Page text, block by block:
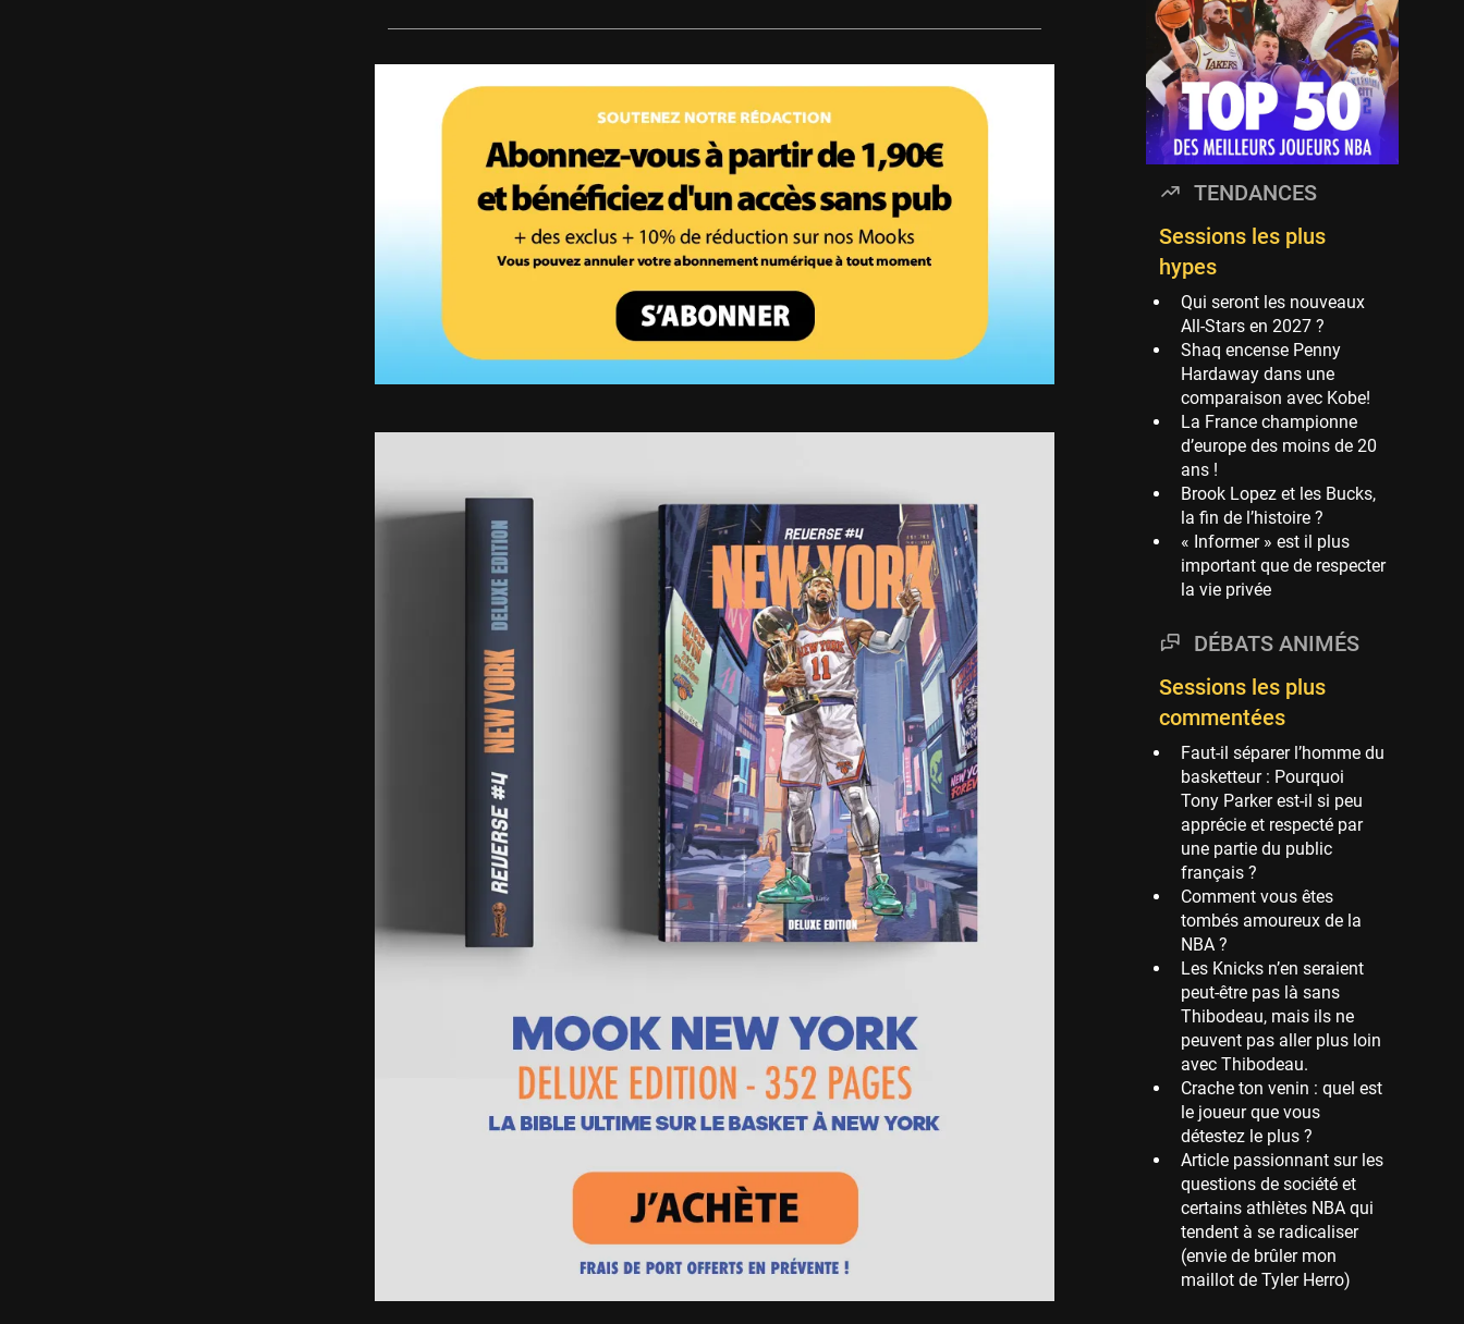
113 sessions
Denver Nuggets
106 sessions
WNBA
97 sessions
Philadelphia Sixers
89 sessions
Milwaukee Bucks
Hoop Culture
Oklahoma City
Thunder
69 sessions
Phoenix Suns
69 sessions
Miami Heat
63 sessions
Los Angeles Clippers
61 sessions
53 sessions
New Orleans Pelicans
53 sessions
52 sessions
Atlanta Hawks
45 sessions
Chicago Bulls
41 sessions
Memphis Grizzlies
39 sessions
Cleveland Cavaliers
38 sessions
Orlando Magic
36 sessions
Euroleague
34 sessions
Charlotte Hornets
32 sessions
Houston Rockets
31 sessions
Washington Wizards
TENDANCES
Sessions les plus
hypes
Qui seront les nouveaux
All-Stars en 2027 ?
Shaq encense Penny
Hardaway dans une
comparaison avec Kobe!
La France championne
d’europe des moins de 20
ans !
Brook Lopez et les Bucks,
la fin de l’histoire ?
« Informer » est il plus
important que de respecter
la vie privée
DÉBATS ANIMÉS
Sessions les plus
commentées
Faut-il séparer l’homme du
basketteur : Pourquoi
Tony Parker est-il si peu
apprécie et respecté par
une partie du public
français ?
Comment vous êtes
tombés amoureux de la
NBA ?
Les Knicks n’en seraient
peut-être pas là sans
Thibodeau, mais ils ne
peuvent pas aller plus loin
avec Thibodeau.
Crache ton venin : quel est
le joueur que vous
détestez le plus ?
Article passionnant sur les
questions de société et
certains athlètes NBA qui
tendent à se radicaliser
(envie de brûler mon
maillot de Tyler Herro)